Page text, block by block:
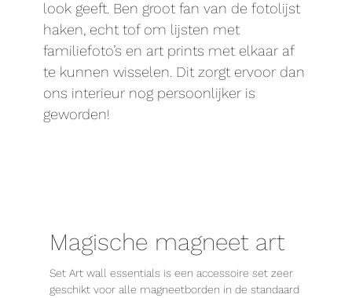
look geeft. Ben groot fan van de fotolijst
haken, echt tof om lijsten met
familiefoto’s en art prints met elkaar af
te kunnen wisselen. Dit zorgt ervoor dan
ons interieur nog persoonlijker is
geworden!
Magische magneet art
Set Art wall essentials is een accessoire set zeer
geschikt voor alle magneetborden in de standaard